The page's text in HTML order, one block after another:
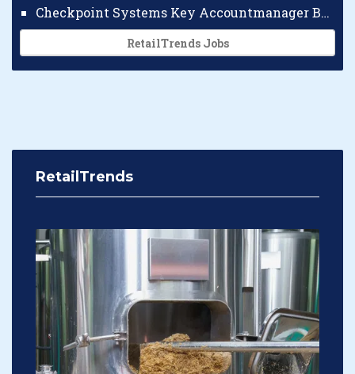
Checkpoint Systems Key Accountmanager Benelux
RetailTrends Jobs
RetailTrends